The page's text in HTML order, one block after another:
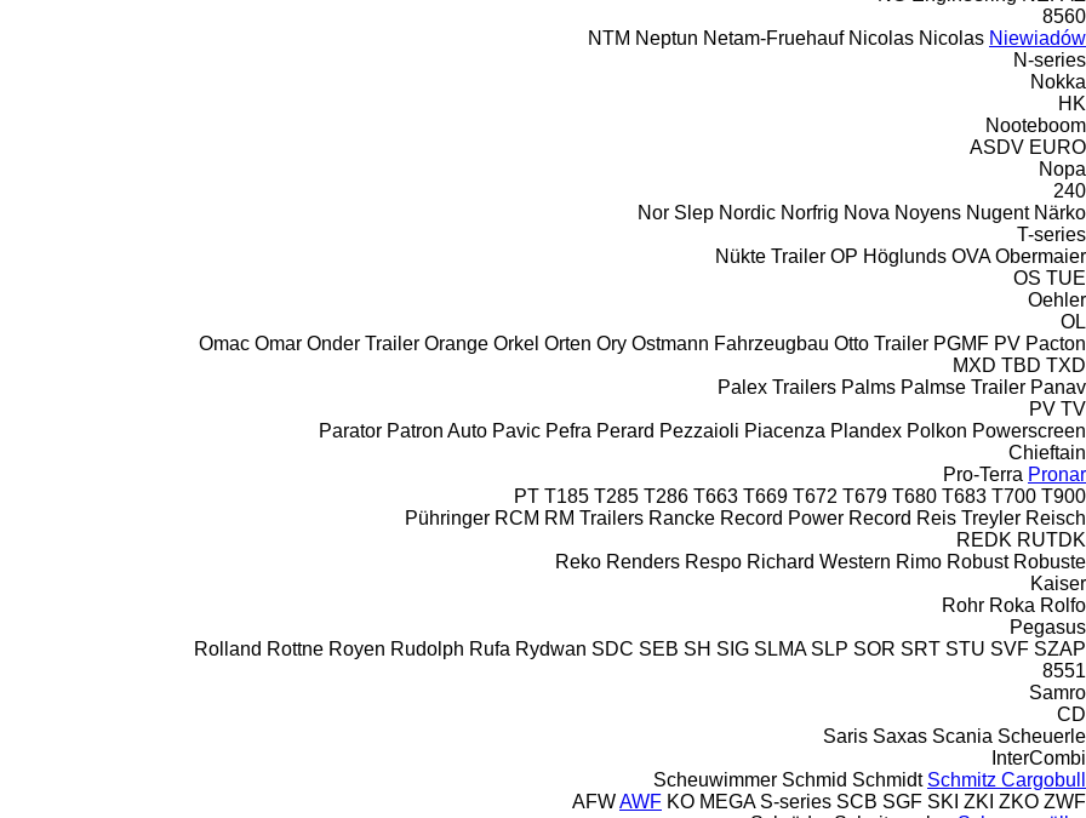
8560
NTM Neptun Netam-Fruehauf Nicolas Nicolas Niewiadów
N-series
Nokka
HK
Nooteboom
ASDV EURO
Nopa
240
Nor Slep Nordic Norfrig Nova Noyens Nugent Närko
T-series
Nükte Trailer OP Höglunds OVA Obermaier
OS TUE
Oehler
OL
Omac Omar Onder Trailer Orange Orkel Orten Ory Ostmann Fahrzeugbau Otto Trailer PGMF PV Pacton
MXD TBD TXD
Palex Trailers Palms Palmse Trailer Panav
PV TV
Parator Patron Auto Pavic Pefra Perard Pezzaioli Piacenza Plandex Polkon Powerscreen
Chieftain
Pro-Terra Pronar
PT T185 T285 T286 T663 T669 T672 T679 T680 T683 T700 T900
Pühringer RCM RM Trailers Rancke Record Power Record Reis Treyler Reisch
REDK RUTDK
Reko Renders Respo Richard Western Rimo Robust Robuste
Kaiser
Rohr Roka Rolfo
Pegasus
Rolland Rottne Royen Rudolph Rufa Rydwan SDC SEB SH SIG SLMA SLP SOR SRT STU SVF SZAP
8551
Samro
CD
Saris Saxas Scania Scheuerle
InterCombi
Scheuwimmer Schmid Schmidt Schmitz Cargobull
AFWAWF KO MEGA S-series SCB SGF SKI ZKI ZKO ZWF